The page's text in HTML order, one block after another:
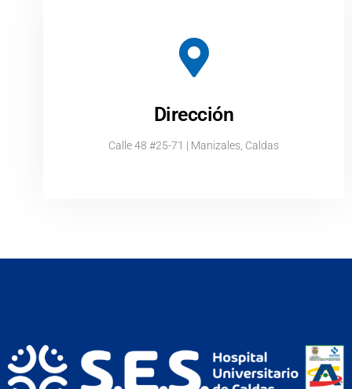
Dirección
Calle 48 #25-71 | Manizales, Caldas